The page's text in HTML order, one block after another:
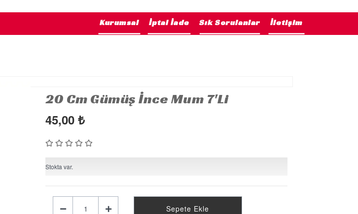
İletişim
Sık Sorulanlar
İptal İade
Kurumsal
20 Cm Gümüş İnce Mum 7'li
45,00 ₺
Stokta var.
Sepete Ekle